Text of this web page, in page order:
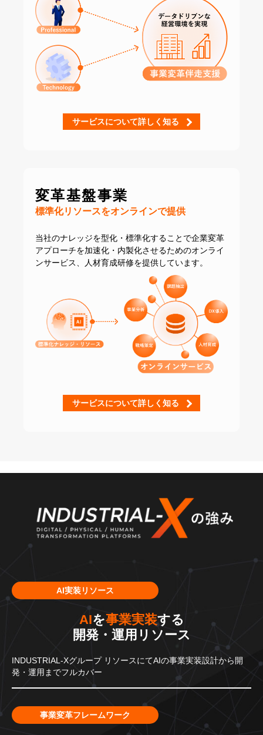
サービスについて詳しく知る
変革基盤事業
標準化リソースをオンラインで提供
当社のナレッジを型化・標準化することで企業変革
アプローチを加速化・内製化させるためのオンライ
ンサービス、人材育成研修を提供しています。
サービスについて詳しく知る
AI実装リソース
AIを事業実装する
開発・運用リソース
INDUSTRIAL-XグループリソースにてAIの事業実装設計から開
発・運用までフルカバー
事業変革フレームワーク